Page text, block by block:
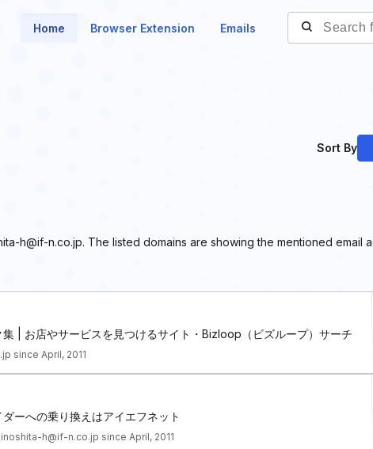
Home Browser Extension Emails
Sort By
h@if-n.co.jp. The listed domains are showing the mentioned email
| お店やサービスを見つけるサイト・Bizloop（ビズループ）サーチ
since April, 2011
ーへの乗り換えはアイエフネット
h@if-n.co.jp since April, 2011